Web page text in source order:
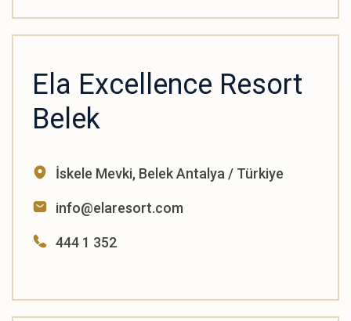
Ela Excellence Resort
Belek
İskele Mevki, Belek Antalya / Türkiye
info@elaresort.com
444 1 352